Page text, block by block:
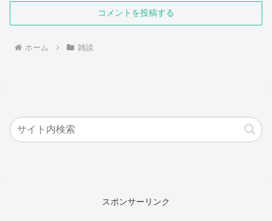
コメントを投稿する
ホーム 雑談
スポンサーリンク